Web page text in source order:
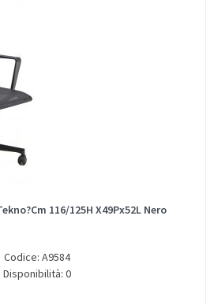
116/125H X49Px52L Nero
Codice: A9584
Disponibilità: 0